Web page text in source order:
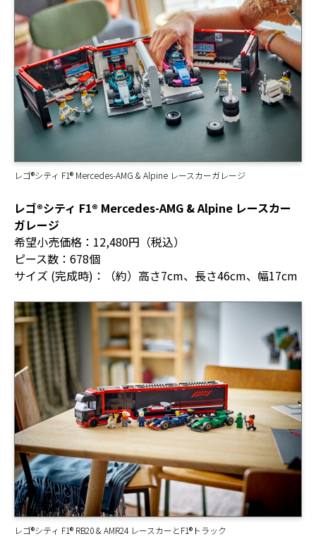
レゴ®シティ F1® Mercedes-AMG & Alpine レースカーガレージ
レゴ®シティ F1® Mercedes-AMG & Alpine レースカー
ガレージ
希望小売価格：12,480円（税込）
ピース数：678個
サイズ (完成時)：（約）高さ7cm、長さ46cm、幅17cm
レゴ®シティ F1® RB20 & AMR24 レースカーとF1®トラック